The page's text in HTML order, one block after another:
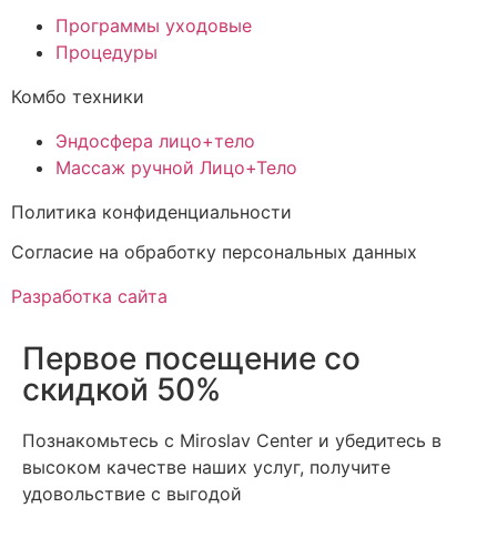
Программы уходовые
Процедуры
Комбо техники
Эндосфера лицо+тело
Массаж ручной Лицо+Тело
Политика конфиденциальности
Cогласие на обработку персональных данных
Разработка сайта
Первое посещение со
скидкой 50%
Познакомьтесь с Miroslav Сenter и убедитесь в
высоком качестве наших услуг, получите
удовольствие с выгодой